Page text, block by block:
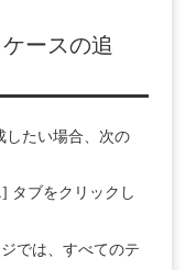
ースの追
したい場合、次の
] タブをクリックし
では、すべてのテ